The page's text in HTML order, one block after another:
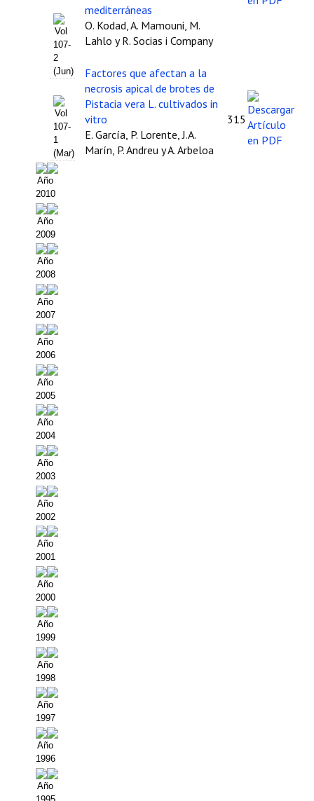
Vol
107-
2
(Jun)
Vol
107-
1
(Mar)
Año
2010
Año
2009
Año
2008
Año
2007
Año
2006
Año
2005
Año
2004
Año
2003
Año
2002
Año
2001
Año
2000
Año
1999
Año
1998
Año
1997
Año
1996
Año
1995
mediterráneas
O. Kodad, A. Mamouni, M.
Lahlo y R. Socias i Company
Factores que afectan a la
necrosis apical de brotes de
Pistacia vera L. cultivados in
vitro
E. García, P. Lorente, J.A.
Marín, P. Andreu y A. Arbeloa
315